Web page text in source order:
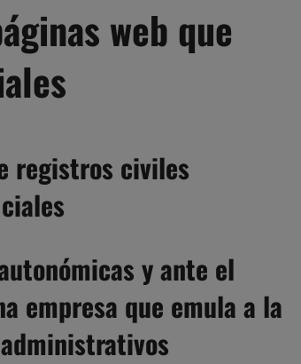
web que
registros civiles
y ante el
empresa que emula a la